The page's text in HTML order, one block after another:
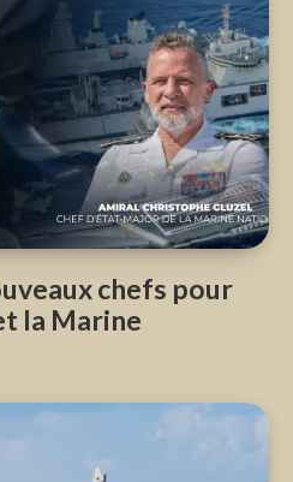
chefs pour
la Marine